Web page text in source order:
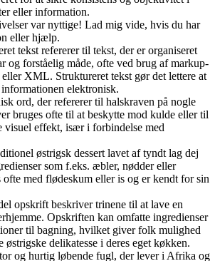
eller information.
var nyttige! Lad mig vide, hvis du har
eller hjælp.
tekst refererer til tekst, der er organiseret
og forståelig måde, ofte ved brug af markup-
XML. Struktureret tekst gør det lettere at
elektronisk.
ord, der refererer til halskraven på nogle
bruges ofte til at beskytte mod kulde eller til
visuel effekt, især i forbindelse med
østrigsk dessert lavet af tyndt lag dej
som f.eks. æbler, nødder eller
ofte med flødeskum eller is og er kendt for sin
opskrift beskriver trinene til at lave en
Opskriften kan omfatte ingredienser
til bagning, hvilket giver folk mulighed
delikatesse i deres eget køkken.
og hurtig løbende fugl, der lever i Afrika og